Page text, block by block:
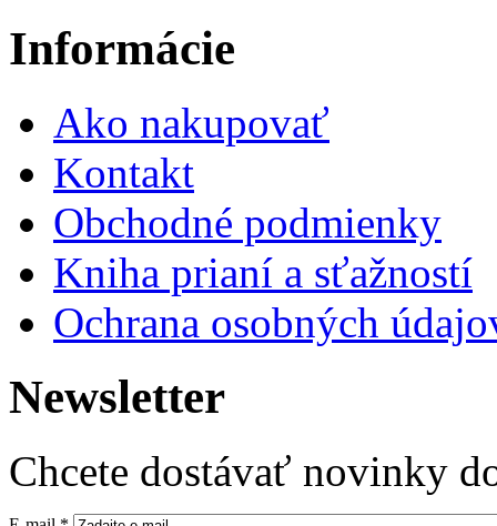
Informácie
Ako nakupovať
Kontakt
Obchodné podmienky
Kniha prianí a sťažností
Ochrana osobných
Newsletter
Chcete dostávať novinky